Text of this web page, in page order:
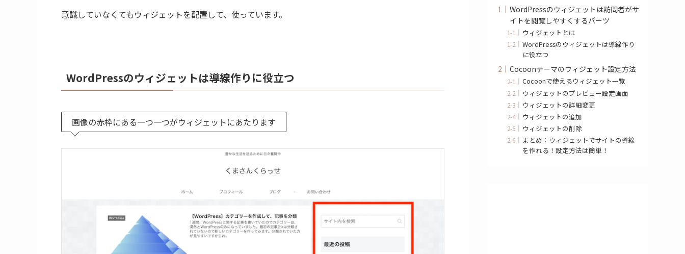
意識していなくてもウィジェットを配置して、使っています。
WordPressのウィジェットは導線作りに役立つ
画像の赤枠にある一つ一つがウィジェットにあたります
WordPressのウィジェットは訪問者がサ
イトを閲覧しやすくするパーツ
ウィジェットとは
WordPressのウィジェットは導線作り
に役立つ
Cocoonテーマのウィジェット設定方法
Cocoonで使えるウィジェット一覧
ウィジェットのプレビュー設定画面
ウィジェットの詳細変更
ウィジェットの追加
ウィジェットの削除
まとめ：ウィジェットでサイトの導線
を作れる！設定方法は簡単！